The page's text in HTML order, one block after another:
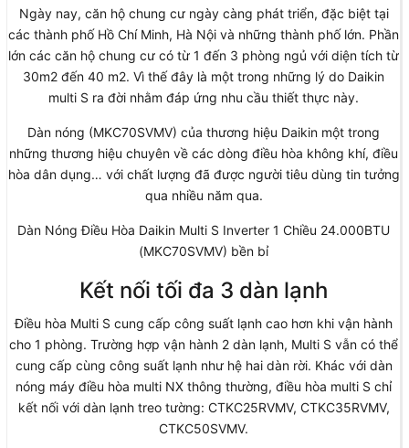
Ngày nay, căn hộ chung cư ngày càng phát triển, đặc biệt tại
các thành phố Hồ Chí Minh, Hà Nội và những thành phố lớn. Phần
lớn các căn hộ chung cư có từ 1 đến 3 phòng ngủ với diện tích từ
30m2 đến 40 m2. Vì thế đây là một trong những lý do Daikin
multi S ra đời nhằm đáp ứng nhu cầu thiết thực này.
Dàn nóng (MKC70SVMV) của thương hiệu Daikin một trong
những thương hiệu chuyên về các dòng điều hòa không khí, điều
hòa dân dụng… với chất lượng đã được người tiêu dùng tin tưởng
qua nhiều năm qua.
Dàn Nóng Điều Hòa Daikin Multi S Inverter 1 Chiều 24.000BTU
(MKC70SVMV) bền bỉ
Kết nối tối đa 3 dàn lạnh
Điều hòa Multi S cung cấp công suất lạnh cao hơn khi vận hành
cho 1 phòng. Trường hợp vận hành 2 dàn lạnh, Multi S vẫn có thể
cung cấp cùng công suất lạnh như hệ hai dàn rời. Khác với dàn
nóng máy điều hòa multi NX thông thường, điều hòa multi S chỉ
kết nối với dàn lạnh treo tường: CTKC25RVMV, CTKC35RVMV,
CTKC50SVMV.